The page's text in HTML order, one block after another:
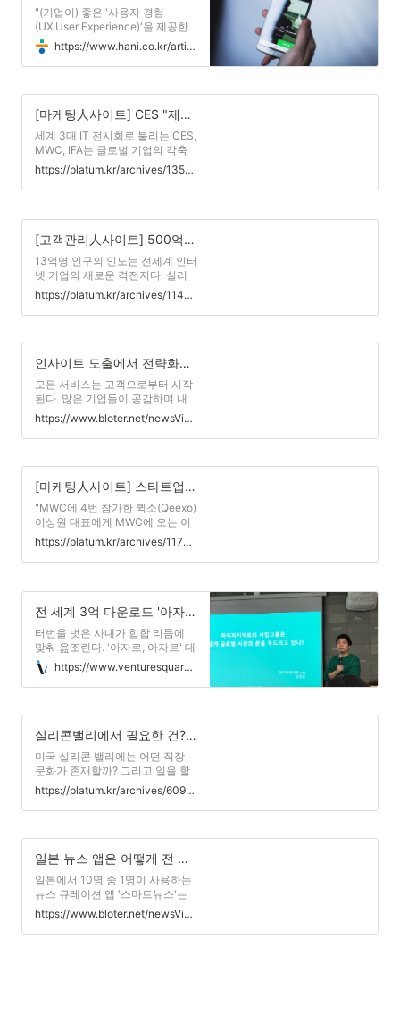
아 팀...
"(기업이) 좋은 '사용자 경험
(UX·User Experience)'을 제공한
다는 것은 사용자에게 물어보지 않
고 이루어질 수 없습니다. 아무리
좋은 컨셉과 디자인이 있더라도 그
면 아무 소용이 없거든요." 세계적
인 음악 스트리밍 서비스 업체 '스
구조사원(User Researcher)으로
일하는 백원희씨의 말이다. 스포티
파이는 애플뮤직, 유튜브 프리미엄
https://www.hani.co.kr/arti/economy/it/858708.html
[마케팅人사이트] CES "제대로 된 제품, 뻔뻔한 직원과 함께 가라"
세계 3대 IT 전시회로 불리는 CES,
MWC, IFA는 글로벌 기업의 각축
장이다. 전 세계 미디어의 이목이
집중된 가운데 각 기업은 신제품과
신기술을 경쟁적으로 선보이고 의
를 위한 합종연횡을 발표한다. 3대
전시회는 글로벌 대기업뿐만 아니
라 각국 스타트업이 세계와 접점을
만드는 자리이기도 하다. 유레카파
크(CES), ...
https://platum.kr/archives/135853
[고객관리人사이트] 500억 투자받은 韓 핀테크 스타트업의 인도 CS 분투기
13억명 인구의 인도는 전세계 인터
넷 기업의 새로운 격전지다. 실리
콘밸리나 이스라엘 등이 스타트업
의 메카라고 한다면 인도는 향후
10년 가장 성장성이 높은 지역으
투자가 치열하게 진행되고 있는 열
전의 현장이라 할 수 있다. 밸런스
트업 중 가장 앞단에 서 있는 기업
이다. 대표 상품은 선불제 ...
https://platum.kr/archives/114341
인사이트 도출에서 전략화까지, '스포티파이'의 유저리서치
모든 서비스는 고객으로부터 시작
된다. 많은 기업들이 공감하며 내
세우는 가치다. 특히 시장에서 빠
르게 성장해야 하는 스타트업들은
이 말을 더 절실히 생각한다. 실제
용하고자 하는 고객이 누구인지 만
나고 제품 전략 방향을 얼마나 잘
우하기까지 했다.
https://www.bloter.net/newsView/blt201807250002
[마케팅人사이트] 스타트업이 해외 전시회에 갈 때 준비해야 할 것
"MWC에 4번 참가한 퀵소(Qeexo)
이상원 대표에게 MWC에 오는 이
유를 물은적이 있다. 그는 '우선 많
은 사람들이 오기에 기업홍보는 물
론, 새로운 고객을 발굴할 수 있으
가능하다'는 답을 했다. 그리고 무
엇보다 중요한 것으로 '직원 사기
진작'이라고 부연했다. ...
https://platum.kr/archives/117847
전 세계 3억 다운로드 '아자르' 글로벌 공략기
터번을 벗은 사내가 힙합 리듬에
맞춰 읊조린다. '아자르, 아자르' 대
여섯 명의 사내는 아자르를 외치며
중독성 있는 춤을 선보인다. 사우
디아라비아 영상 광고의 한 장면이
르의 정체는 하이퍼커넥트가 선보
인 영상 메신저다. 2014년 세계 시
230개 국가에서 19개 언어로 서비
스되고 있다.
https://www.venturesquare.net/775025
실리콘밸리에서 필요한 건? 네트워크와 자신감
미국 실리콘 밸리에는 어떤 직장
문화가 존재할까? 그리고 일을 할
때 필요한 태도는 어떤 점이 있을
까? 8일 스타트업 얼라이언스에서
열린 테헤란로 런치클럽에선 19년
과 직군을 경험해 본 이충민 씨가
미국 생활 경험담을 전했다. 그는
리에서는 '자신감'과 '네트워킹'이
중요하다고 조언했다....
https://platum.kr/archives/60988
일본 뉴스 앱은 어떻게 전 세계 3500만 다운로드를 기록했나
일본에서 10명 중 1명이 사용하는
뉴스 큐레이션 앱 '스마트뉴스'는
'전 세계에 양질의 정보를 필요한
사람에게 전달한다'는 사명을 가지
고 서비스를 하고 있다. 스마트뉴
https://www.bloter.net/newsView/blt201810310007